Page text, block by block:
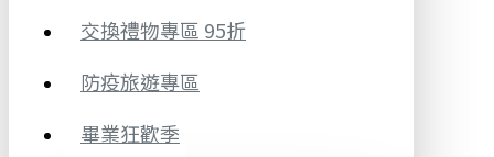
交換禮物專區 95折
防疫旅遊專區
畢業狂歡季